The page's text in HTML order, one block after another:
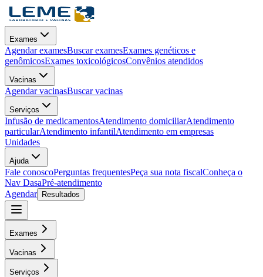
Exames
Agendar examesBuscar examesExames genéticos e
genômicosExames toxicológicosConvênios atendidos
Vacinas
Agendar vacinasBuscar vacinas
Serviços
Infusão de medicamentosAtendimento domiciliarAtendimento
particularAtendimento infantilAtendimento em empresas
Unidades
Ajuda
Fale conoscoPerguntas frequentesPeça sua nota fiscalConheça o
Nav DasaPré-atendimento
Agendar
Resultados
Exames
Vacinas
Serviços